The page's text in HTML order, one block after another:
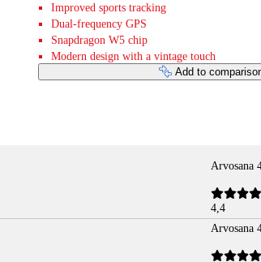
Improved sports tracking
Dual-frequency GPS
Snapdragon W5 chip
Modern design with a vintage touch
Add to
Arvosana
4,4
Arvosana